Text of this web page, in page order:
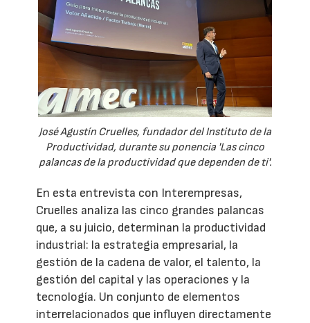
José Agustín Cruelles, fundador del Instituto de la
Productividad, durante su ponencia 'Las cinco
palancas de la productividad que dependen de ti'.
En esta entrevista con Interempresas,
Cruelles analiza las cinco grandes palancas
que, a su juicio, determinan la productividad
industrial: la estrategia empresarial, la
gestión de la cadena de valor, el talento, la
gestión del capital y las operaciones y la
tecnología. Un conjunto de elementos
interrelacionados que influyen directamente